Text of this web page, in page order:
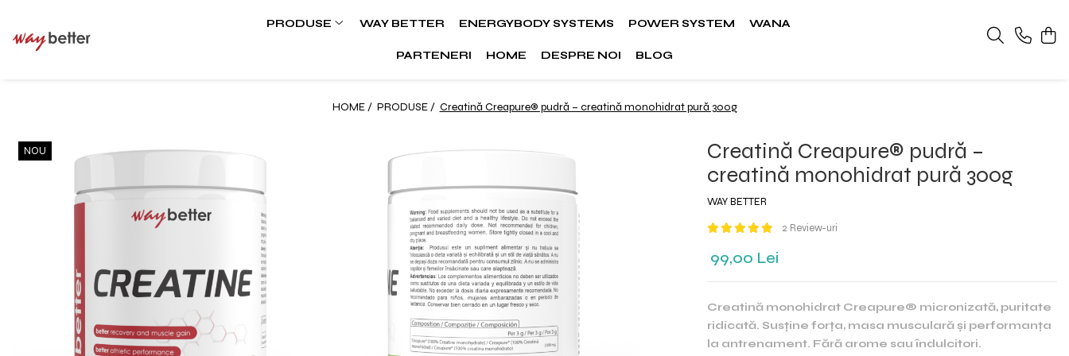
PRODUSE
AMINOACIZI
PRODUSE PENTRU SLĂBIT
ENERGIZANTE
PRODUSE PENTRU RECUPERARE
TOATE PRODUSELE
PRODUSE WAY BETTER ENERGYBODY SYSTEMS POWER SYSTEM WANA
PARTENERI HOME DESPRE NOI BLOG
HOME / PRODUSE / Creatină Creapure® pudră – creatină monohidrat pură 300g
NOU
Creatină Creapure® pudră –
creatină monohidrat pură 300g
WAY BETTER
2 Review-uri
99,00 Lei
Creatină monohidrat Creapure® micronizată, puritate
ridicată. Susține forța, masa musculară și performanța
la antrenament. Fără arome sau îndulcitori.